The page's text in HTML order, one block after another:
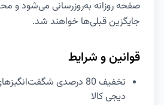
صفحه روزانه به‌روزرسانی می‌شود و
جایگزین قبلی‌ها خواهند شد.
قوانین و شرایط
تخفیف 80 درصدی
دیجی کالا